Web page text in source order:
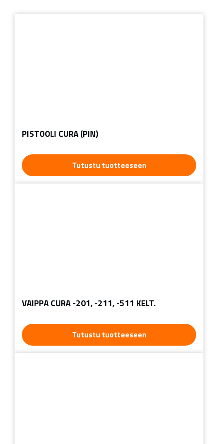
PISTOOLI CURA (PIN)
Tutustu tuotteeseen
VAIPPA CURA -201, -211, -511 KELT.
Tutustu tuotteeseen